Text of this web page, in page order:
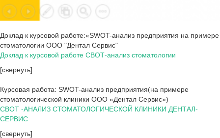
Доклад к курсовой работе:«SWOT-анализ предприятия на примере
стоматологии ООО "Дентал Сервис"
Доклад к курсовой работе СВОТ-анализ стоматологии
[свернуть]
Курсовая работа: SWOT-анализ предприятия(на примере
стоматологической клиники ООО «Дентал Сервис»)
СВОТ -АНАЛИЗ СТОМАТОЛОГИЧЕСКОЙ КЛИНИКИ ДЕНТАЛ-
СЕРВИС
[свернуть]